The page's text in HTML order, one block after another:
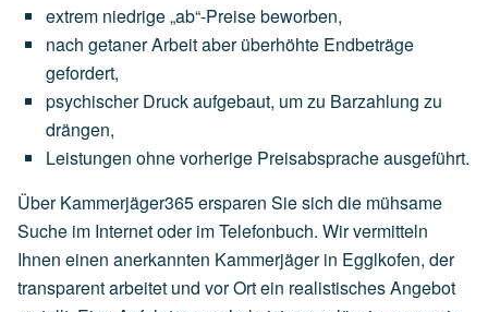
extrem niedrige„ab“-Preisebeworben,
nach getanerArbeitaber überhöhte Endbeträge
gefordert,
psychischer Druckaufgebaut, umzu Barzahlung zu
drängen,
Leistungen ohnevorherige Preisabspracheausgeführt.
Über Kammerjäger365 ersparen Sie sich die mühsame
Suche im Internet oder im Telefonbuch. Wir vermitteln
Ihnen einen anerkannten Kammerjäger in Egglkofen, der
transparent arbeitet und vor Ort ein realistisches Angebot